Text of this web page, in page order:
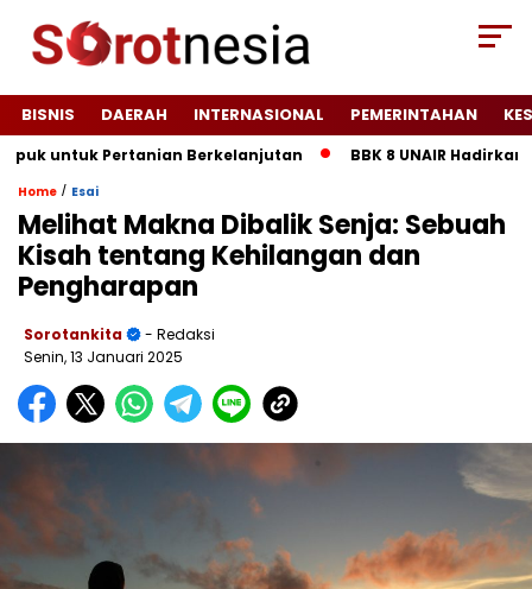
BISNIS DAERAH INTERNASIONAL PEMERINTAHAN
untuk Pertanian Berkelanjutan BBK 8 UNAIR Hadirkan
Home / Esai
Melihat Makna Dibalik Senja: Sebuah
Kisah tentang Kehilangan dan
Pengharapan
Sorotankita
- Redaksi
Senin, 13 Januari 2025